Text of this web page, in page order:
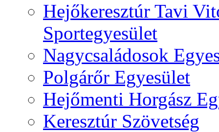
Hejőkeresztúr Tavi
Sportegyesület
Nagycsaládosok
Polgárőr Egyesület
Hejőmenti Horgász
Keresztúr Szövetség